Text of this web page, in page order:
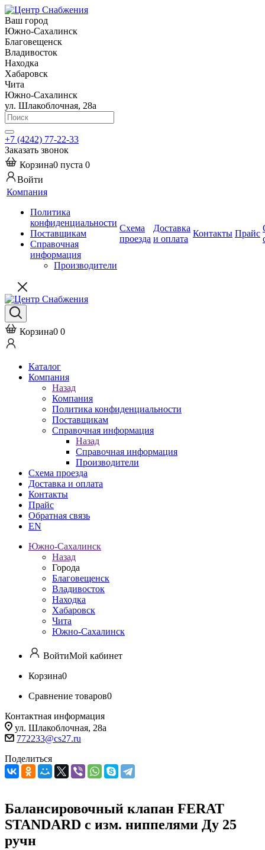
Ваш город
Южно-Сахалинск
Благовещенск
Владивосток
Находка
Хабаровск
Чита
Южно-Сахалинск
ул. Шлакоблочная, 28а
+7 (4242) 77-22-33
Заказать звонок
Корзина0 пуста 0
Войти
Компания
Политика
конфиденциальности
Поставщикам
Справочная
информация
Производители
Схема
проезда
Доставка
и оплата
Контакты Прайс
Корзина0 0
Каталог
Компания
Назад
Компания
Политика конфиденциальности
Поставщикам
Справочная информация
Назад
Справочная информация
Производители
Схема проезда
Доставка и оплата
Контакты
Прайс
Обратная связь
EN
Южно-Сахалинск
Назад
Города
Благовещенск
Владивосток
Находка
Хабаровск
Чита
Южно-Сахалинск
ВойтиМой кабинет
Корзина0
Сравнение товаров0
Контактная информация
ул. Шлакоблочная, 28а
772233@cs27.ru
Поделиться
Балансировочный клапан FERAT
STANDARD с изм. ниппелями Ду 25
ручн